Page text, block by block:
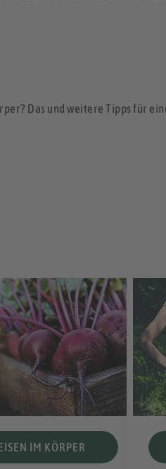
Das und weitere Tipps für
IM KÖRPER